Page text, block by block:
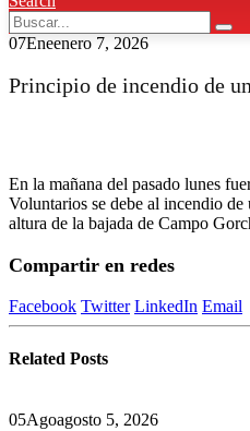
07Eneenero 7, 2026
Principio de incendio de
En la mañana del pasado lunes
Voluntarios se debe al incendio
altura de la bajada de Campo
Compartir en redes
Facebook Twitter LinkedIn Email
Related Posts
05Agoagosto 5, 2026